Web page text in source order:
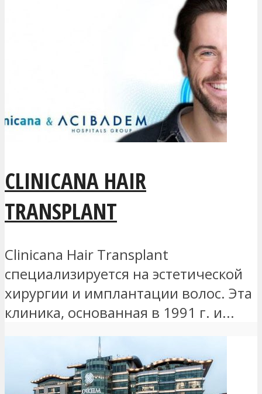
CLINICANA HAIR
TRANSPLANT
Clinicana Hair Transplant
специализируется на эстетической
хирургии и имплантации волос. Эта
клиника, основанная в 1991 г. и...